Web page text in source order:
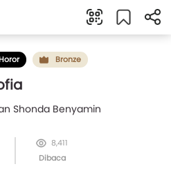
Bronze
Shonda Benyamin
8,411
Dibaca